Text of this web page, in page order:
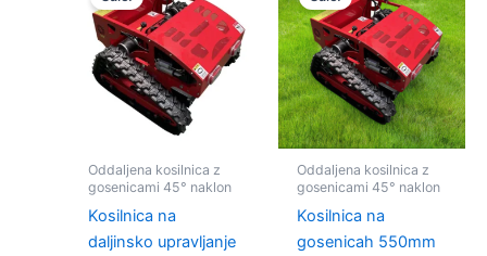
Oddaljena kosilnica z
gosenicami 45° naklon
Kosilnica na
daljinsko upravljanje
od
$1,500.00
do
$1,900.00
ima
več
različic.
Možnosti
lahko
na
izdelka
Oddaljena kosilnica z
gosenicami 45° naklon
Kosilnica na
gosenicah 550mm
od
$1,600.00
do
$2,000.00
ima
več
različic.
Možnosti
lahko
na
izdelka